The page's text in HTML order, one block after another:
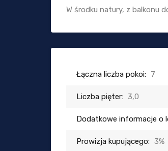
W środku natury, z balkonu
Łączna liczba pokoi: 7
Liczba pięter: 3,0
Dodatkowe informacje o
Prowizja kupującego: 3%